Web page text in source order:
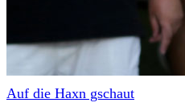
Auf die Haxn gschaut